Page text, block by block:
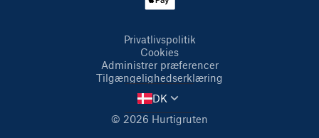
Privatlivspolitik
Cookies
Administrer præferencer
Tilgængelighedserklæring
© 2026 Hurtigruten
DK